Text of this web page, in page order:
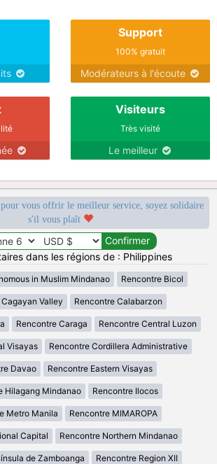
Support
100% gratuit
Modérateurs à l'écoute
Visiteurs
Très visité
Le meilleur
vous offrir le meilleur service, soyez solidaire
s'il vous plaît
dans les régions de : Philippines
in Muslim Mindanao Rencontre Bicol
Valley Rencontre Calabarzon
Rencontre Caraga Rencontre Central Luzon
Visayas Rencontre Cordillera Administrative
Davao Rencontre Eastern Visayas
Hilagang Mindanao Rencontre Ilocos
Metro Manila Rencontre MIMAROPA
Capital Rencontre Northern Mindanao
de Zamboanga Rencontre Region XII